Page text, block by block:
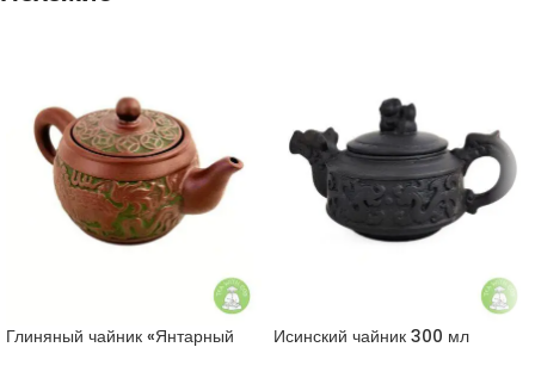
Глиняный чайник «Янтарный
Исинский чайник 300 мл